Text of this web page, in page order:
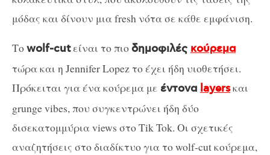
μόδας και δίνουν μια fresh νότα σε κάθε εμφάνιση.
Τοwolf-cutείναι το πιοδημοφιλές κούρεμα
τώρα και η Jennifer Lopez το έχει ήδη υιοθετήσει.
Πρόκειται για ένα κούρεμα με έντονα layersκαι
grunge vibes, που συγκεντρώνει ήδη δύο
δισεκατομμύρια views στο Tik Tok. Οι σχετικές
αναζητήσεις στο διαδίκτυο για το wolf-cut κούρεμα,